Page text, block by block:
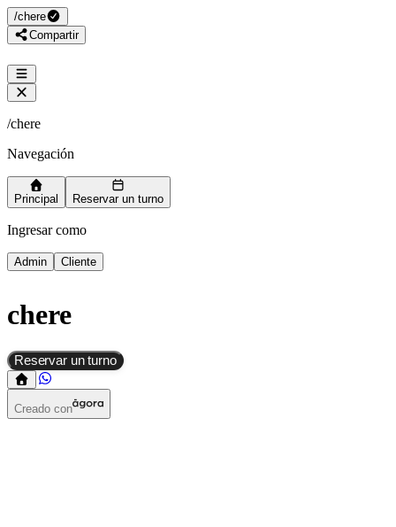
/chere
Compartir
/chere
Navegación
Principal Reservar un turno
Ingresar como
Admin Cliente
chere
Reservar un turno
Creado con